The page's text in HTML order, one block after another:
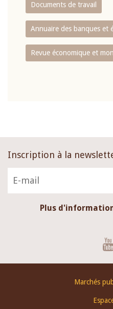
Documents de travail
Annuaire des banques et
Revue économique et
Inscription à la
Plus
Marchés